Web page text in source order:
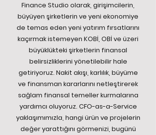
Finance Studio olarak, girişimcilerin,
büyüyen şirketlerin ve yeni ekonomiye
de temas eden yeni yatırım fırsatlarını
kaçırmak istemeyen KOBİ, OBİ ve üzeri
büyüklükteki şirketlerin finansal
belirsizliklerini yönetilebilir hale
getiriyoruz. Nakit akışı, karlılık, büyüme
ve finansman kararlarını netleştirerek
sağlam finansal temeller kurmalarına
yardımcı oluyoruz. CFO-as-a-Service
yaklaşımımızla, hangi ürün ve projelerin
değer yarattığını görmenizi, bugünü